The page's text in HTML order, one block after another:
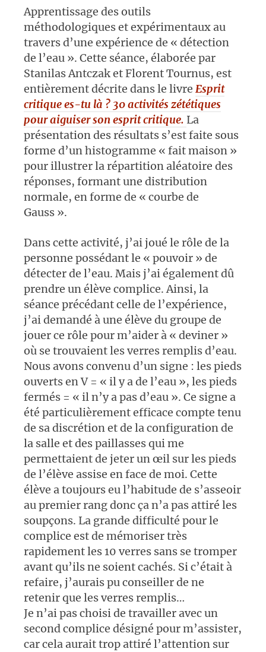
Apprentissage des outils
méthodologiques et expérimentaux au
travers d’une expérience de « détection
de l’eau ». Cette séance, élaborée par
Stanilas Antczak et Florent Tournus, est
entièrement décrite dans le livre Esprit
critique es-tu là ? 30 activités zététiques
pour aiguiser son esprit critique. La
présentation des résultats s’est faite sous
forme d’un histogramme « fait maison »
pour illustrer la répartition aléatoire des
réponses, formant une distribution
normale, en forme de « courbe de
Gauss ».
Dans cette activité, j’ai joué le rôle de la
personne possédant le « pouvoir » de
détecter de l’eau. Mais j’ai également dû
prendre un élève complice. Ainsi, la
séance précédant celle de l’expérience,
j’ai demandé à une élève du groupe de
jouer ce rôle pour m’aider à « deviner »
où se trouvaient les verres remplis d’eau.
Nous avons convenu d’un signe : les pieds
ouverts en V = « il y a de l’eau », les pieds
fermés = « il n’y a pas d’eau ». Ce signe a
été particulièrement efficace compte tenu
de sa discrétion et de la configuration de
la salle et des paillasses qui me
permettaient de jeter un œil sur les pieds
de l’élève assise en face de moi. Cette
élève a toujours eu l’habitude de s’asseoir
au premier rang donc ça n’a pas attiré les
soupçons. La grande difficulté pour le
complice est de mémoriser très
rapidement les 10 verres sans se tromper
avant qu’ils ne soient cachés. Si c’était à
refaire, j’aurais pu conseiller de ne
retenir que les verres remplis…
Je n’ai pas choisi de travailler avec un
second complice désigné pour m’assister,
car cela aurait trop attiré l’attention sur